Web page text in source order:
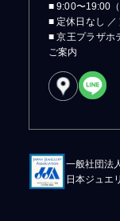
■ 9:00〜19:00
■ 定休日なし ／
■ 京王プラザホ
ご案内
一般社団法人
日本ジュエ